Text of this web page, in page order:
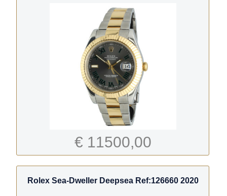
€ 11500,00
Rolex Sea-Dweller Deepsea Ref:126660 2020